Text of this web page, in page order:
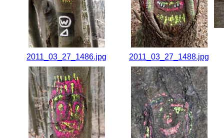
2011_03_27_1486.jpg 2011_03_27_1488.jpg